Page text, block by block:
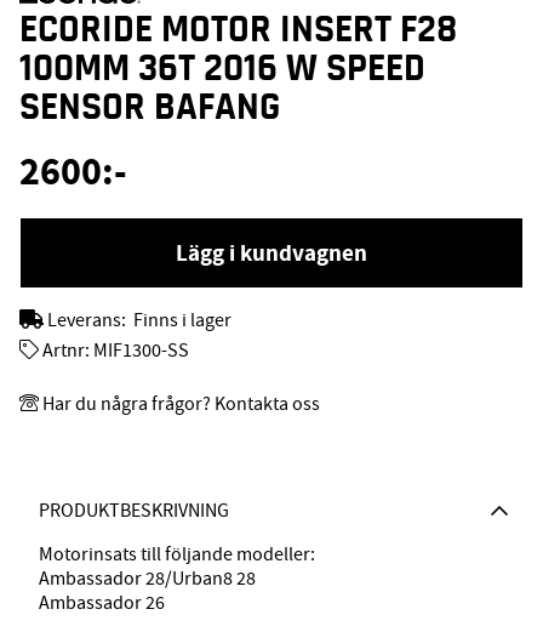
PRODUKTBESKRIVNING
Motorinsats till följande modeller:
Ambassador 28/Urban8 28
Ambassador 26
ECORIDE MOTOR INSERT F28
100MM 36T 2016 W SPEED
SENSOR BAFANG
2600:-
Lägg i kundvagnen
Leverans: Finns i lager
Artnr: MIF1300-SS
Har du några frågor? Kontakta oss